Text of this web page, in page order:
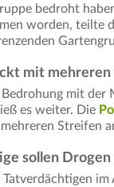
bedroht
worden, teilte
mit mehreren
mit der
es weiter. Die
Streifen
sollen Drogen
Tatverdächtigen